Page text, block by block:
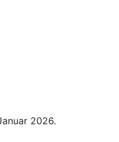
2026.